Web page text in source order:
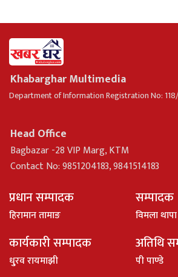
Khabarghar Multimedia
Department of Information Registration No:
Head Office
Bagbazar -28 VIP Marg, KTM
Contact No: 9851204183, 9841514183
प्रधान सम्पादक
हिरामान तामाङ
सम्पादक
विमला थापा
कार्यकारी सम्पादक
धु्रव रायमाझी
अतिथि
पी पाण्डे